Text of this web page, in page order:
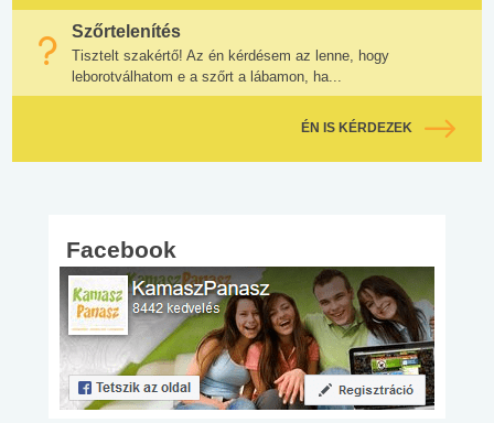
Szőrtelenítés
Tisztelt szakértő! Az én kérdésem az lenne, hogy
leborotválhatom e a szőrt a lábamon, ha...
ÉN IS KÉRDEZEK
Facebook